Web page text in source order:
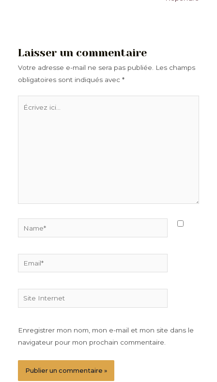
Laisser un commentaire
Votre adresse e-mail ne sera pas publiée.
Les champs
obligatoires sont indiqués avec *
Site
Internet
Enregistrer mon nom, mon e-mail et mon site dans le
navigateur pour mon prochain commentaire.